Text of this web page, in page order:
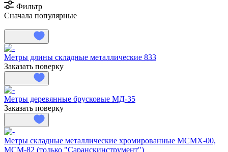
Фильтр
Сначала популярные
Метры длины складные металлические 833
Заказать поверку
Метры деревянные брусковые МД-35
Заказать поверку
Метры складные металлические хромированные МСМХ-00,
МСМ-82 (только "Саранскинструмент")